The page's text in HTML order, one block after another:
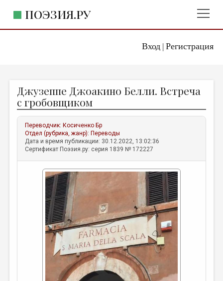
Вход| Регистрация
ПОЭЗИЯ.РУ
ЖАНРЫ
АВТОРЫ
КОММЕНТАРИИ
ЛИТСАЛОН
ПРАВИЛА САЙТА
ОТДЕЛЫ И РУБРИКИ
ИЗБРАННОЕ
ДАЙДЖЕСТ
ПРОИЗВЕДЕНИЯ
Джузеппе Джоакино Белли. Встреча
с гробовщиком
Переводчик: Косиченко Бр
Отдел (рубрика, жанр): Переводы
Дата и время публикации: 30.12.2022, 13:02:36
Сертификат Поэзия.ру: серия 1839 № 172227